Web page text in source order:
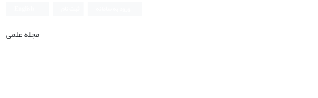
مجله علمی